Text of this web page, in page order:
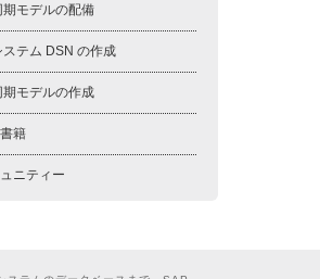
期モデルの配備
ステム DSN の作成
期モデルの作成
籍
ニティー